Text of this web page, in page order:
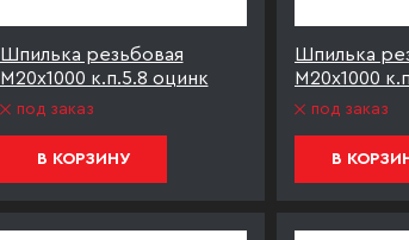
Шпилька резьбовая
М20х1000 к.п.5.8 оцинк
под заказ
В КОРЗИНУ
Шпилька
М20х1000
под заказ
В